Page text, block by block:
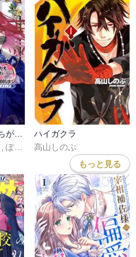
訳アリ悪役令嬢たちが幸せな溺愛生活を掴むまで アンソロジーコミック
, ぽん太 ,戌海コウ,宮之みやこ
ハイガクラ
高山しのぶ
もっと見る